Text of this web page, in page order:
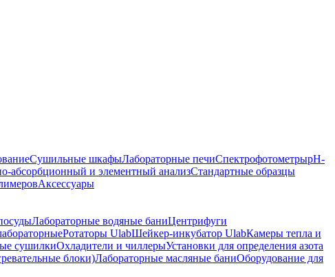
Сушильные шкафыЛабораторные печиСпектрофотометрыpH-
абсорбционный и элементный анализСтандартные образцы
Аксессуары
Лабораторные водяные баниЦентрифуги
Ротаторы UlabШейкер-инкубатор UlabКамеры тепла и
сушилкиОхладители и чиллерыУстановки для определения азота
блоки)Лабораторные масляные баниОборудование для